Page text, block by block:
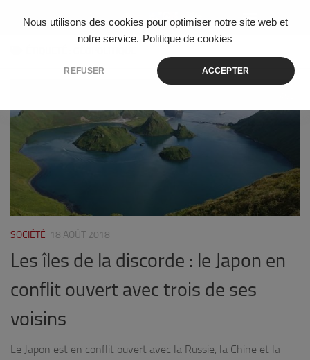
Nous utilisons des cookies pour optimiser notre site web et
notre service. Politique de cookies
REFUSER ACCEPTER
Skip to content
SOCIÉTÉ 18 AOÛT 2018
Les îles de la discorde : le Japon en
conflit ouvert avec trois de ses
voisins
Le Japon est en conflit ouvert avec la Russie, la Chine et la